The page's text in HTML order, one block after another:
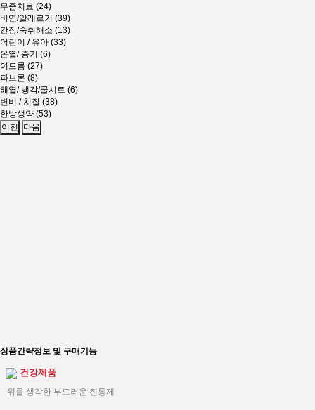
무좀치료 (24)
비염/알레르기 (39)
간장/숙취해소 (13)
어린이 / 유아 (33)
온열/ 증기 (6)
여드름 (27)
파브론 (8)
해열/ 냉각/쿨시트 (6)
변비 / 치질 (38)
한방생약 (53)
이전
다음
상품간략정보 및 구매기능
건강제품
위를 생각한 부드러운 진통제